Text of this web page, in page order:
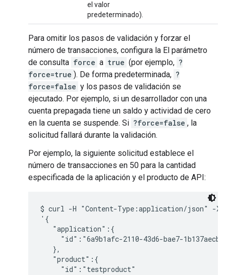
el valor
predeterminado).
Para omitir los pasos de validación y forzar el
número de transacciones, configura la El parámetro
de consulta force a true (por ejemplo, ?
force=true ). De forma predeterminada, ?
force=false y los pasos de validación se
ejecutado. Por ejemplo, si un desarrollador con una
cuenta prepagada tiene un saldo y actividad de cero
en la cuenta se suspende. Si ?force=false , la
solicitud fallará durante la validación.
Por ejemplo, la siguiente solicitud establece el
número de transacciones en 50 para la cantidad
especificada de la aplicación y el producto de API:
$ curl -H "Content-Type:application/json" -X
'{
   "application":{
"id":"6a9b1afc-2110-43d6-bae7-
   },
   "product":{
     "id":"testproduct"